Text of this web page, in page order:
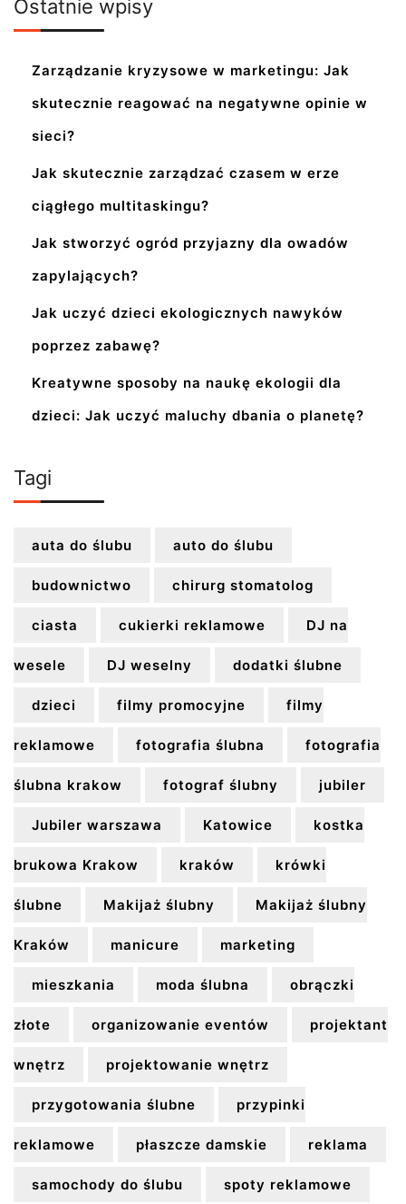
Ostatnie wpisy
Zarządzanie kryzysowe w marketingu: Jak
skutecznie reagować na negatywne opinie w
sieci?
Jak skutecznie zarządzać czasem w erze
ciągłego multitaskingu?
Jak stworzyć ogród przyjazny dla owadów
zapylających?
Jak uczyć dzieci ekologicznych nawyków
poprzez zabawę?
Kreatywne sposoby na naukę ekologii dla
dzieci: Jak uczyć maluchy dbania o planetę?
Tagi
auta do ślubu auto do ślubu
budownictwo chirurg stomatolog
ciasta cukierki reklamowe DJ na
wesele DJ weselny dodatki ślubne
dzieci filmy promocyjne filmy
reklamowe fotografia ślubna fotografia
ślubna krakow fotograf ślubny jubiler
Jubiler warszawa Katowice kostka
brukowa Krakow kraków krówki
ślubne Makijaż ślubny Makijaż ślubny
Kraków manicure marketing
mieszkania moda ślubna obrączki
złote organizowanie eventów projektant
wnętrz projektowanie wnętrz
przygotowania ślubne przypinki
reklamowe płaszcze damskie reklama
samochody do ślubu spoty reklamowe